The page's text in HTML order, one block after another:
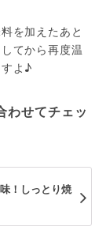
を加えたあと
てから再度温
よ♪
わせてチェッ
！しっとり焼